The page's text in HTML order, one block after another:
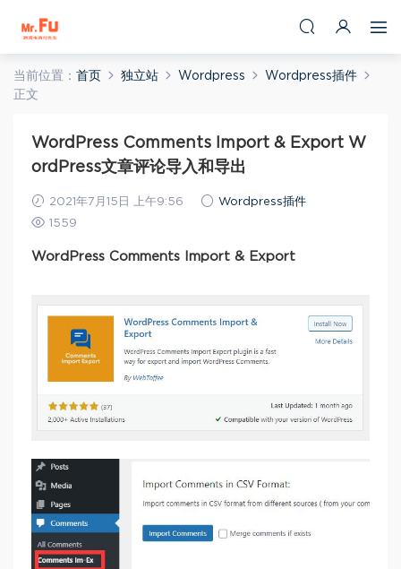
当前位置： 首页 独立站 Wordpress
Wordpress插件
正文
WordPress Comments Import & Export W
ordPress文章评论导入和导出
2021年7月15日 上午9:56
Wordpress插件
1559
WordPress Comments Import & Export